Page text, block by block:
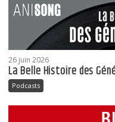
26 juin 2026
La Belle Histoire des
Podcasts